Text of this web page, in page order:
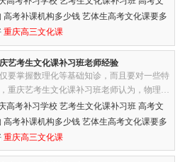
考补课机构多少钱 艺体生高考文化课要多
重庆高三文化课
艺考生文化课补习班老师经验
要掌握数理化等基础知诊，而且要对一些特
重庆艺考生文化课补习班老师认为，物理学
为重要的分支。一、电厂磁场电...
高考补习学校 艺考生文化课补习班 高考文
考补课机构多少钱 艺体生高考文化课要多
重庆高三文化课